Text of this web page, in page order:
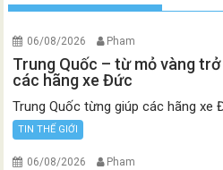
06/08/2026 Pham
Trung Quốc – từ mỏ vàng
các hãng xe Đức
Trung Quốc từng giúp các hãng xe
TIN THẾ GIỚI
06/08/2026 Pham